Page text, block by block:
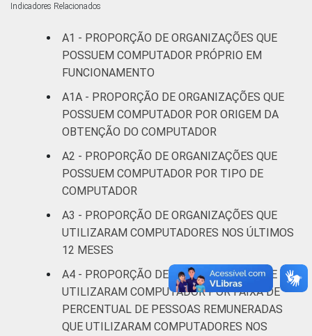
recreação
19
Educação, e
Pesquisa
Desenvolvimento
e Defesa de
Direitos
Saúde e
assistência
21 17
Outros 17 6
* Base: 1570 organizações sem fins
Indicadores Relacionados
A1 - PROPORÇÃO DE ORGANIZAÇÕES QUE
POSSUEM COMPUTADOR PRÓPRIO EM
FUNCIONAMENTO
A1A - PROPORÇÃO DE ORGANIZAÇÕES QUE
POSSUEM COMPUTADOR POR ORIGEM DA
OBTENÇÃO DO COMPUTADOR
A2 - PROPORÇÃO DE ORGANIZAÇÕES QUE
POSSUEM COMPUTADOR POR TIPO DE
COMPUTADOR
A3 - PROPORÇÃO DE ORGANIZAÇÕES QUE
UTILIZARAM COMPUTADORES NOS ÚLTIMOS
12 MESES
A4 - PROPORÇÃO DE ORGANIZAÇÕES QUE
UTILIZARAM COMPUTADOR POR FAIXA DE
PERCENTUAL DE PESSOAS REMUNERADAS
QUE UTILIZARAM COMPUTADORES NOS